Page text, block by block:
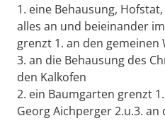
1. eine Behausung,
alles an und beieinander
grenzt 1. an den gemeinen
3. an die Behausung des
den Kalkofen
2. ein Baumgarten grenzt
Georg Aichperger 2.u.3. an